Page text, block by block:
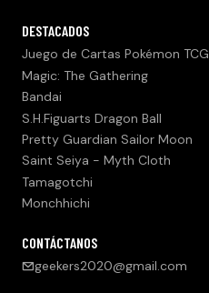
DESTACADOS
Juego de Cartas Pokémon TCG
Magic: The Gathering
Bandai
S.H.Figuarts Dragon Ball
Pretty Guardian Sailor Moon
Saint Seiya - Myth Cloth
Tamagotchi
Monchhichi
CONTÁCTANOS
geekers2020@gmail.com